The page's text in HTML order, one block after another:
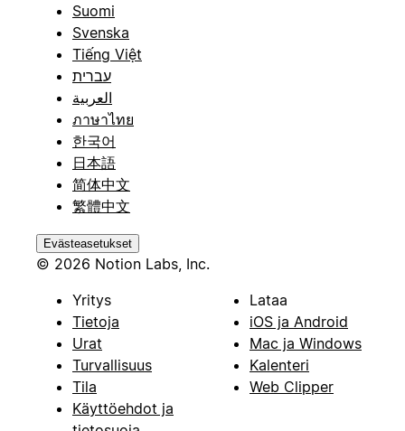
Suomi
Svenska
Tiếng Việt
עברית
العربية
ภาษาไทย
한국어
日本語
简体中文
繁體中文
Evästeasetukset
© 2026 Notion Labs, Inc.
Yritys
Tietoja
Urat
Turvallisuus
Tila
Käyttöehdot ja
Lataa
iOS ja Android
Mac ja Windows
Kalenteri
Web Clipper